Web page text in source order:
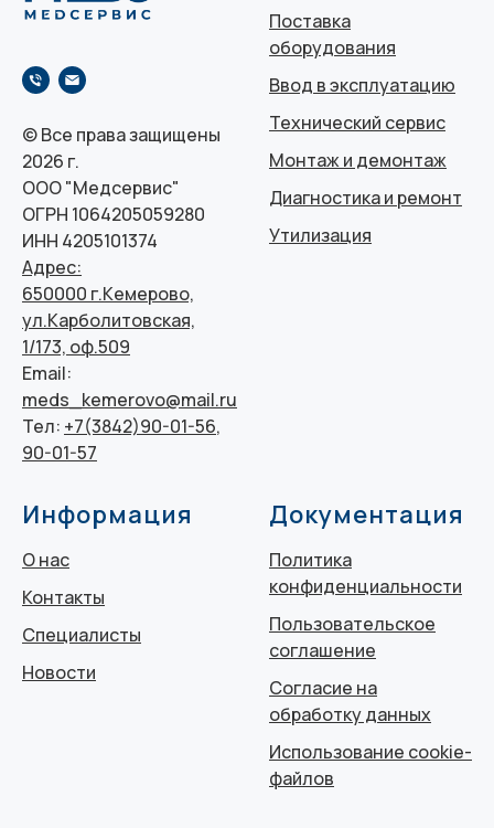
© Все права защищены
2026 г.
ООО "Медсервис"
ОГРН 1064205059280
ИНН 4205101374
Адрес:
650000 г.Кемерово,
ул.Карболитовская,
1/173, оф.509
Email:
meds_kemerovo@mail.ru
Тел: +7(3842)90-01-56,
90-01-57
Поставка
оборудования
Ввод в эксплуатацию
Технический сервис
Монтаж и демонтаж
Диагностика и ремонт
Утилизация
Информация
О нас
Контакты
Специалисты
Новости
Документация
Политика
конфиденциальности
Пользовательское
соглашение
Согласие на
обработку данных
Использование cookie-
файлов